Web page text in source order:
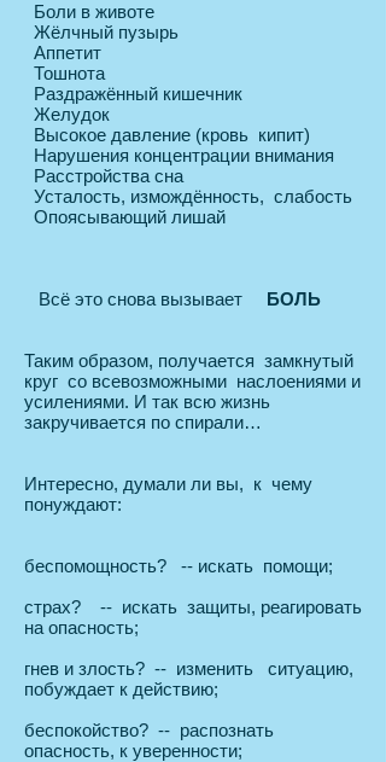
Боли в животе
Жёлчный пузырь
Аппетит
Тошнота
Раздражённый кишечник
Желудок
Высокое давление (кровь кипит)
Нарушения концентрации внимания
Расстройства сна
Усталость, измождённость, слабость
Опоясывающий лишай
Всё это снова вызывает БОЛЬ
Таким образом, получается замкнутый
круг со всевозможными наслоениями и
усилениями. И так всю жизнь
закручивается по спирали…
Интересно, думали ли вы, к чему
понуждают:
беспомощность? -- искать помощи;
страх? -- искать защиты, реагировать
на опасность;
гнев и злость? -- изменить ситуацию,
побуждает к действию;
беспокойство? -- распознать
опасность, к уверенности;